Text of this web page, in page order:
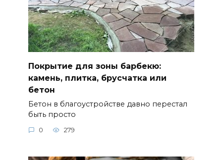
Покрытие для зоны барбекю:
камень, плитка, брусчатка или
бетон
Бетон в благоустройстве давно перестал
быть просто
0 279